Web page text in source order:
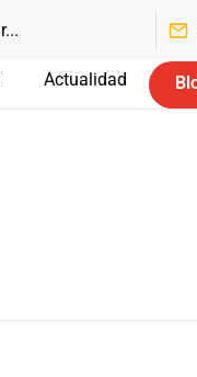
Actualidad